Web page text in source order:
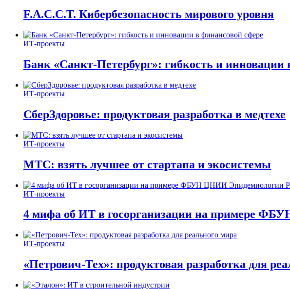
F.A.C.C.T. Кибербезопасность мирового уровня
ИТ-проекты
Банк «Санкт-Петербург»: гибкость и инновации
ИТ-проекты
СберЗдоровье: продуктовая разработка в медтехе
ИТ-проекты
МТС: взять лучшее от стартапа и экосистемы
ИТ-проекты
4 мифа об ИТ в госорганизации на примере
ИТ-проекты
«Петрович-Тех»: продуктовая разработка для